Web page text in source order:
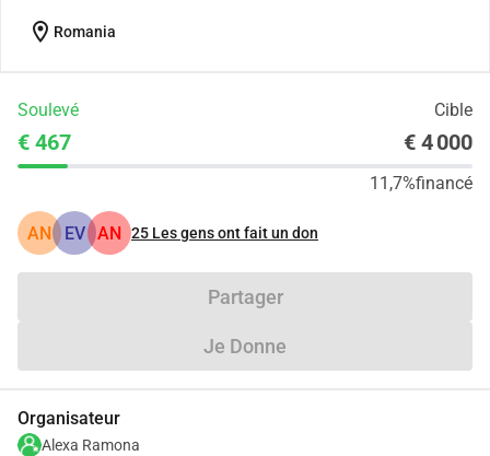
location_on Romania
Soulevé Cible
€ 467 € 4 000
11,7%financé
AN EV AN 25 Les gens ont fait un don
Partager
Je Donne
Organisateur
Alexa Ramona